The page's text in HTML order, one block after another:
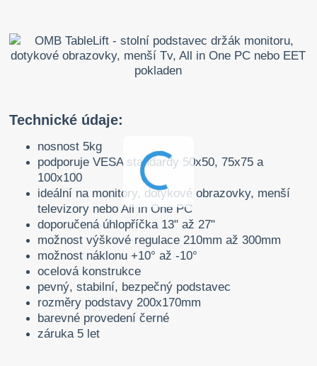
Technické údaje:
nosnost 5kg
podporuje VESA standardy 50x50, 75x75 a
100x100
ideální na monitory, dotykové obrazovky, menší
televizory nebo All in One PC
doporučená úhlopříčka 13" až 27"
možnost výškové regulace 210mm až 300mm
možnost náklonu +10° až -10°
ocelová konstrukce
pevný, stabilní, bezpečný podstavec
rozměry podstavy 200x170mm
barevné provedení černé
záruka 5 let